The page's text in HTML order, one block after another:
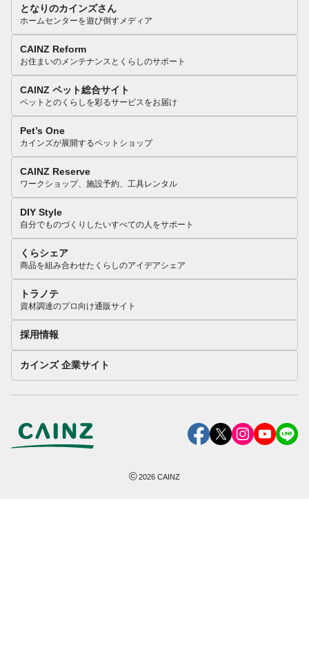
となりのカインズさん
ホームセンターを遊び倒すメディア
CAINZ Reform
お住まいのメンテナンスとくらしのサポート
CAINZ ペット総合サイト
ペットとのくらしを彩るサービスをお届け
Pet’s One
カインズが展開するペットショップ
CAINZ Reserve
ワークショップ、施設予約、工具レンタル
DIY Style
自分でものづくりしたいすべての人をサポート
くらシェア
商品を組み合わせたくらしのアイデアシェア
トラノテ
資材調達のプロ向け通販サイト
採用情報
カインズ 企業サイト
©2026 CAINZ